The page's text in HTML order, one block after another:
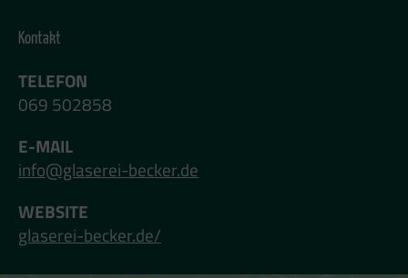
Kontakt
TELEFON
069 502858
E-MAIL
info@glaserei-becker.de
WEBSITE
glaserei-becker.de/